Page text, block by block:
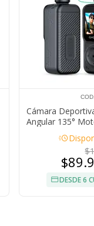
Cámara
Angular 135°
acute
DESDE 6